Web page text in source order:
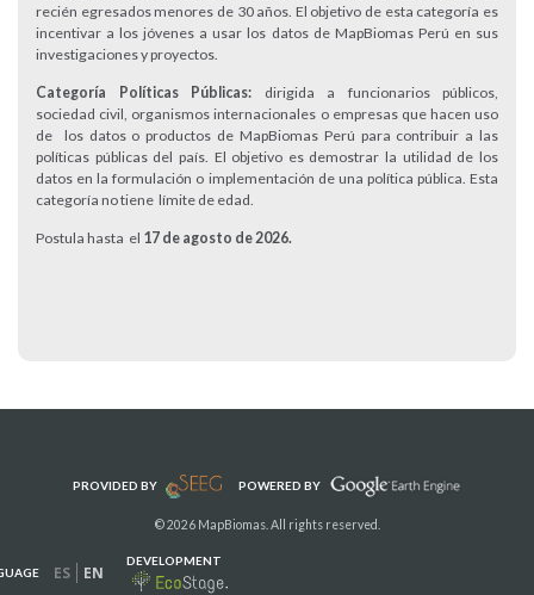
recién egresados menores de 30 años. El objetivo de esta categoría es
incentivar a los jóvenes a usar los datos de MapBiomas Perú en sus
investigaciones y proyectos.
Categoría Políticas Públicas: dirigida a funcionarios públicos,
sociedad civil, organismos internacionales o empresas que hacen uso
de los datos o productos de MapBiomas Perú para contribuir a las
políticas públicas del país. El objetivo es demostrar la utilidad de los
datos en la formulación o implementación de una política pública. Esta
categoría no tiene límite de edad.
Postula hasta el 17 de agosto de 2026.
PROVIDED BY POWERED BY
© 2026 MapBiomas. All rights reserved.
ES EN
DEVELOPMENT